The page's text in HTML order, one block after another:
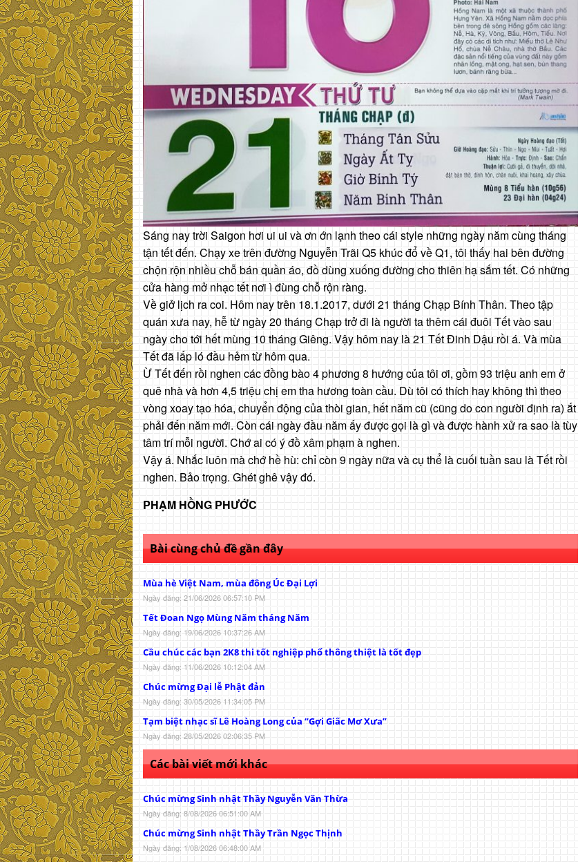
Sáng nay trời Saigon hơi ui ui và ơn ớn lạnh theo cái style những ngày năm cùng tháng
tận tết đến. Chạy xe trên đường Nguyễn Trãi Q5 khúc đổ về Q1, tôi thấy hai bên đường
chộn rộn nhiều chỗ bán quần áo, đồ dùng xuống đường cho thiên hạ sắm tết. Có những
cửa hàng mở nhạc tết nơi ì đùng chỗ rộn ràng.
Về giở lịch ra coi. Hôm nay trên 18.1.2017, dưới 21 tháng Chạp Bính Thân. Theo tập
quán xưa nay, hễ từ ngày 20 tháng Chạp trở đi là người ta thêm cái đuôi Tết vào sau
ngày cho tới hết mùng 10 tháng Giêng. Vậy hôm nay là 21 Tết Đinh Dậu rồi á. Và mùa
Tết đã lấp ló đầu hẻm từ hôm qua.
Ừ Tết đến rồi nghen các đồng bào 4 phương 8 hướng của tôi ơi, gồm 93 triệu anh em ở
quê nhà và hơn 4,5 triệu chị em tha hương toàn cầu. Dù tôi có thích hay không thì theo
vòng xoay tạo hóa, chuyển động của thòi gian, hết năm cũ (cũng do con người định ra) ắt
phải đến năm mới. Còn cái ngày đầu năm ấy được gọi là gì và được hành xử ra sao là tùy
tâm trí mỗi người. Chớ ai có ý đồ xâm phạm à nghen.
Vậy á. Nhắc luôn mà chớ hề hù: chỉ còn 9 ngày nữa và cụ thể là cuối tuần sau là Tết rồi
nghen. Bảo trọng. Ghét ghê vậy đó.
PHẠM HỒNG PHƯỚC
Bài cùng chủ đề gần đây
Mùa hè Việt Nam, mùa đông Úc Đại Lợi
Ngày đăng: 21/06/2026 06:57:10 PM
Tết Đoan Ngọ Mùng Năm tháng Năm
Ngày đăng: 19/06/2026 10:37:26 AM
Cầu chúc các bạn 2K8 thi tốt nghiệp phổ thông thiệt là tốt đẹp
Ngày đăng: 11/06/2026 10:12:04 AM
Chúc mừng Đại lễ Phật đản
Ngày đăng: 30/05/2026 11:34:05 PM
Tạm biệt nhạc sĩ Lê Hoàng Long của “Gợi Giấc Mơ Xưa”
Ngày đăng: 28/05/2026 02:06:35 PM
Các bài viết mới khác
Chúc mừng Sinh nhật Thầy Nguyễn Văn Thừa
Ngày đăng: 8/08/2026 06:51:00 AM
Chúc mừng Sinh nhật Thầy Trần Ngọc Thịnh
Ngày đăng: 1/08/2026 06:48:00 AM